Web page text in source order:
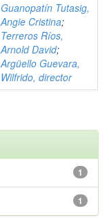
Guanopatín Tutasig,
Angie Cristina;
Terreros Ríos,
Arnold David;
Argüello Guevara,
Wilfrido, director
1
1